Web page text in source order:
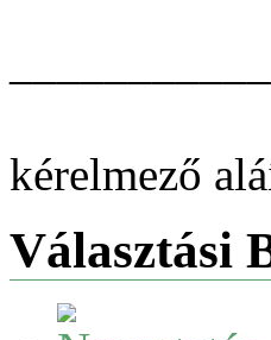
kérelmező
Választási